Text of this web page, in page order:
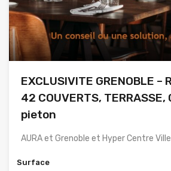
EXCLUSIVITE GRENOBLE –
42 COUVERTS,
pieton
AURA et Grenoble et Hyper Centre
Surface